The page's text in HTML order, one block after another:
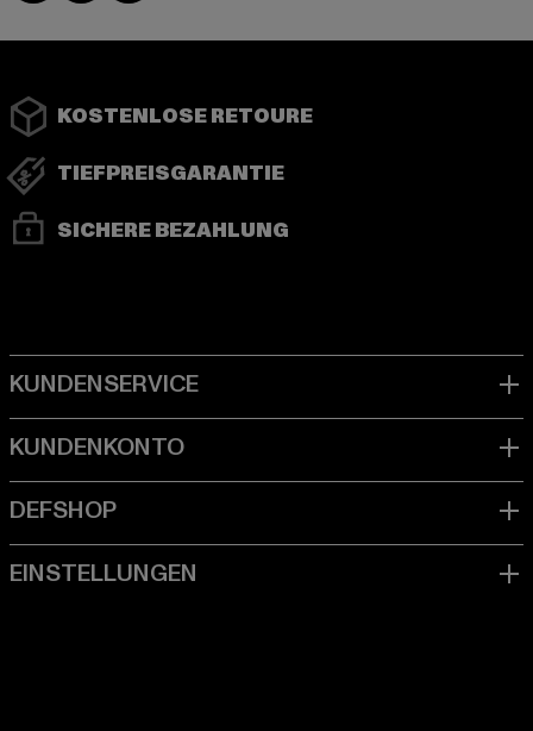
KOSTENLOSE RETOURE
TIEFPREISGARANTIE
SICHERE BEZAHLUNG